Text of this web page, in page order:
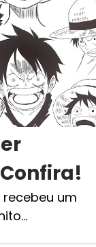
recebeu um